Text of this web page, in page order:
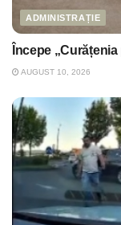
ADMINISTRAȚIE
Începe
AUGUST 10, 2026